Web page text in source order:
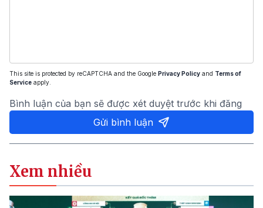
This site is protected by reCAPTCHA and the Google Privacy Policy and Terms of
Service apply.
Bình luận của bạn sẽ được xét duyệt trước khi đăng
Gửi bình luận
Xem nhiều